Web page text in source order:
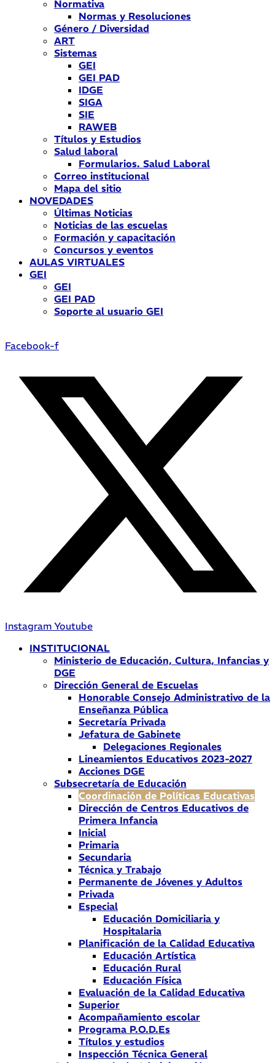
Normativa
Normas y Resoluciones
Género / Diversidad
ART
Sistemas
GEI
GEI PAD
IDGE
SIGA
SIE
RAWEB
Títulos y Estudios
Salud laboral
Formularios. Salud Laboral
Correo institucional
Mapa del sitio
NOVEDADES
Últimas Noticias
Noticias de las escuelas
Formación y capacitación
Concursos y eventos
AULAS VIRTUALES
GEI
GEI
GEI PAD
Soporte al usuario GEI
Facebook-f
Instagram Youtube
INSTITUCIONAL
Ministerio de Educación, Cultura, Infancias y
DGE
Dirección General de Escuelas
Honorable Consejo Administrativo de la
Enseñanza Pública
Secretaría Privada
Jefatura de Gabinete
Delegaciones Regionales
Lineamientos Educativos 2023-2027
Acciones DGE
Subsecretaría de Educación
Coordinación de Políticas Educativas
Dirección de Centros Educativos de
Primera Infancia
Inicial
Primaria
Secundaria
Técnica y Trabajo
Permanente de Jóvenes y Adultos
Privada
Especial
Educación Domiciliaria y
Hospitalaria
Planificación de la Calidad Educativa
Educación Artística
Educación Rural
Educación Física
Evaluación de la Calidad Educativa
Superior
Acompañamiento escolar
Programa P.O.D.Es
Títulos y estudios
Inspección Técnica General